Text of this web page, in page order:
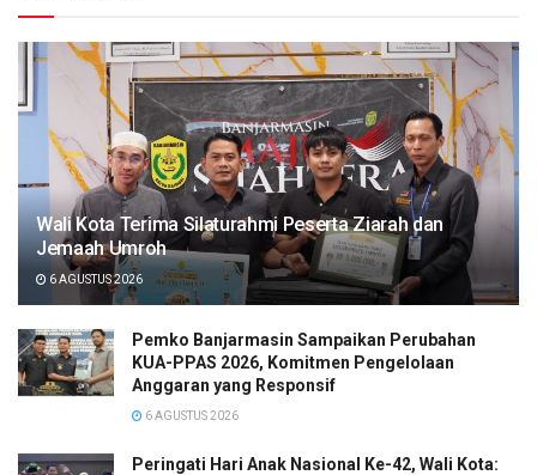
Wali Kota Terima Silaturahmi Peserta Ziarah dan
Jemaah Umroh
6 AGUSTUS 2026
Pemko Banjarmasin Sampaikan Perubahan
KUA-PPAS 2026, Komitmen Pengelolaan
Anggaran yang Responsif
6 AGUSTUS 2026
Peringati Hari Anak Nasional Ke-42, Wali Kota: